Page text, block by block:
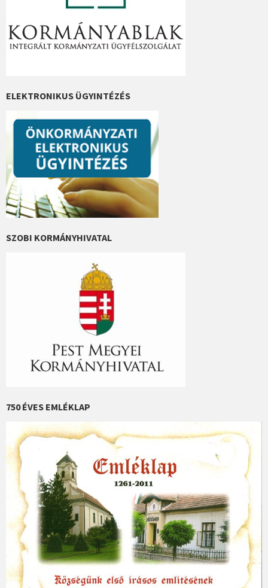
ELEKTRONIKUS ÜGYINTÉZÉS
SZOBI KORMÁNYHIVATAL
750 ÉVES EMLÉKLAP